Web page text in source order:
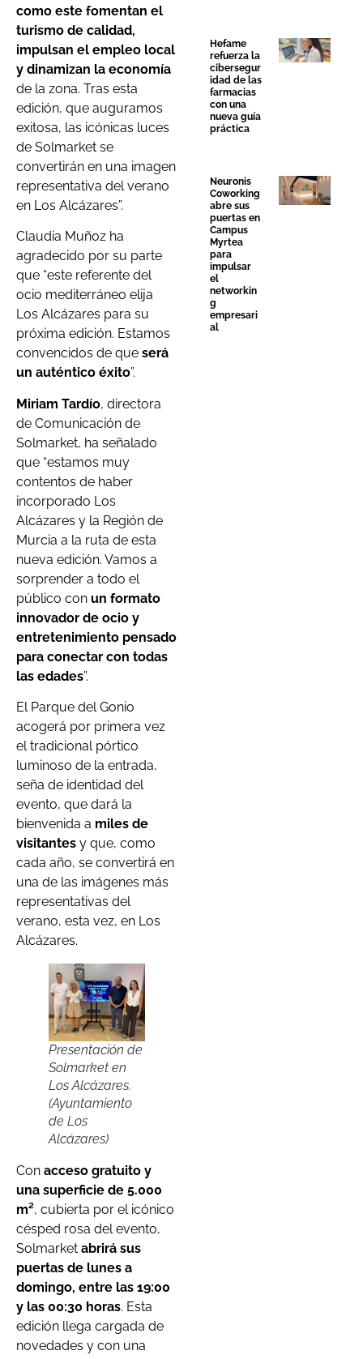
como este fomentan el
turismo de calidad,
impulsan el empleo local
y dinamizan la economía
de la zona. Tras esta
edición, que auguramos
exitosa, las icónicas luces
de Solmarket se
convertirán en una imagen
representativa del verano
en Los Alcázares”.
Claudia Muñoz ha
agradecido por su parte
que “este referente del
ocio mediterráneo elija
Los Alcázares para su
próxima edición. Estamos
convencidos de que será
un auténtico éxito”.
Miriam Tardío, directora
de Comunicación de
Solmarket, ha señalado
que “estamos muy
contentos de haber
incorporado Los
Alcázares y la Región de
Murcia a la ruta de esta
nueva edición. Vamos a
sorprender a todo el
público con un formato
innovador de ocio y
entretenimiento pensado
para conectar con todas
las edades”.
El Parque del Gonio
acogerá por primera vez
el tradicional pórtico
luminoso de la entrada,
seña de identidad del
evento, que dará la
bienvenida a miles de
visitantes y que, como
cada año, se convertirá en
una de las imágenes más
representativas del
verano, esta vez, en Los
Alcázares.
Presentación de
Solmarket en
Los Alcázares.
(Ayuntamiento
de Los
Alcázares)
Con acceso gratuito y
una superficie de 5.000
m², cubierta por el icónico
césped rosa del evento,
Solmarket abrirá sus
puertas de lunes a
domingo, entre las 19:00
y las 00:30 horas. Esta
edición llega cargada de
novedades y con una
Hefame
refuerza la
cibersegur
idad de las
farmacias
con una
nueva guía
práctica
Neuronis
Coworking
abre sus
puertas en
Campus
Myrtea
para
impulsar
el
networkin
g
empresari
al